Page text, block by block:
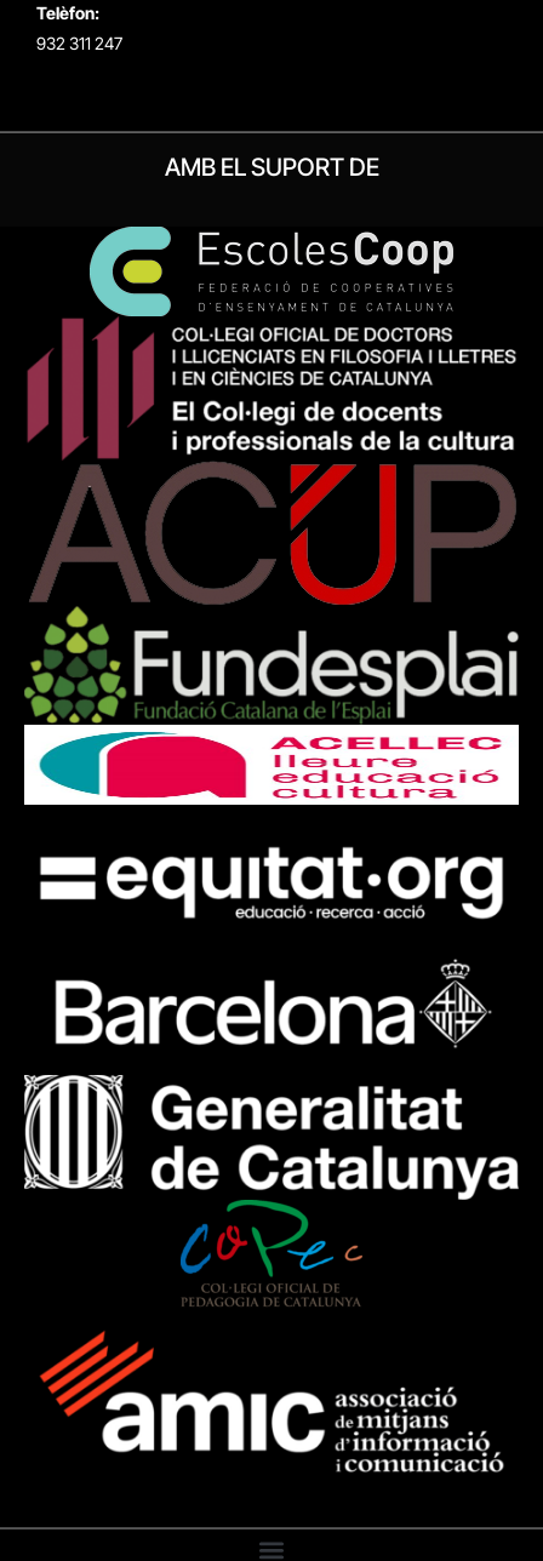
Telèfon:
932 311 247
AMB EL SUPORT DE